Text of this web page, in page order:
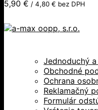
5,90 € / 4,80 € bez DPH
Jednoduchý
Obchodné
Ochrana
Reklamačný
Formulár